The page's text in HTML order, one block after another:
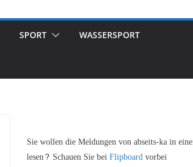
SPORT WASSERSPORT
Sie wollen die Meldungen von abseits-ka in
lesen? Schauen Sie beiFlipboardvorbei